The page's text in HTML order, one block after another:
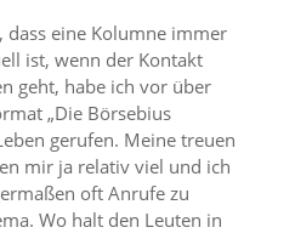
dass eine Kolumne immer
ist, wenn der Kontakt
geht, habe ich vor über
„Die Börsebius
gerufen. Meine treuen
mir ja relativ viel und ich
oft Anrufe zu
Wo halt den Leuten in